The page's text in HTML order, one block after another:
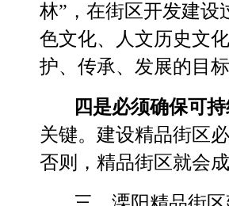
林” ，在街区开发建
色文化、人文历史文
护、传承、发展的目标
四是必须确保可持
关键。建设精品街区
否则，精品街区就会